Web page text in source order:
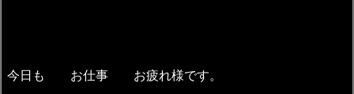
今日も お仕事 お疲れ様です。